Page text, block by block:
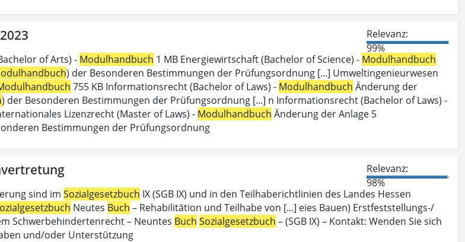
Relevanz:
99%
of Arts) - Modulhandbuch 1 MB Energiewirtschaft (Bachelor of Science) - Modulhandbuch
) der Besonderen Bestimmungen der Prüfungsordnung [...] Umweltingenieurwesen
755 KB Informationsrecht (Bachelor of Laws) - Modulhandbuch Änderung der
) der Besonderen Bestimmungen der Prüfungsordnung [...] n Informationsrecht (Bachelor of Laws) -
Lizenzrecht (Master of Laws) - Modulhandbuch Änderung der Anlage 5
Bestimmungen der Prüfungsordnung
Relevanz:
98%
sind im Sozialgesetzbuch IX (SGB IX) und in den Teilhaberichtlinien des Landes Hessen
Neutes Buch – Rehabilitätion und Teilhabe von [...] eies Bauen) Erstfeststellungs-/
Schwerbehindertenrecht – Neuntes Buch Sozialgesetzbuch – (SGB IX) – Kontakt: Wenden Sie sich
und/oder Unterstützung